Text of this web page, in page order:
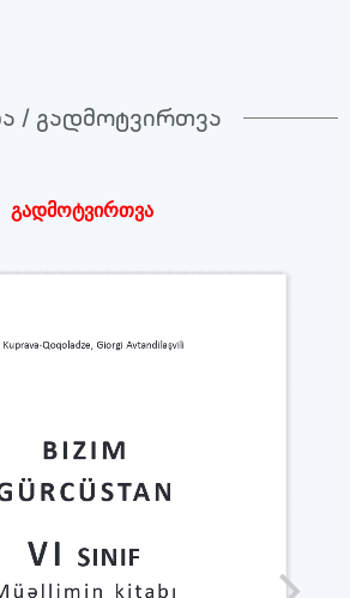
/ გადმოტვირთვა
გადმოტვირთვა